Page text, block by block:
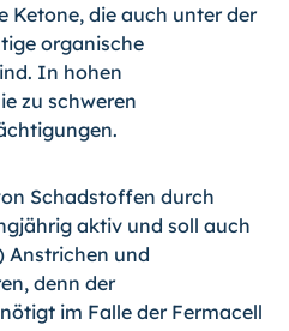
Ketone, die auch unter der
organische
In hohen
zu schweren
Schadstoffen durch
aktiv und soll auch
Anstrichen und
denn der
im Falle der Fermacell